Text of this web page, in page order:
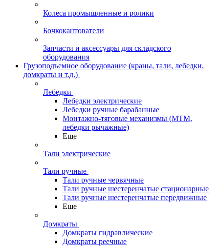
Колеса промышленные и ролики
Бочкокантователи
Запчасти и аксессуары для складского
оборудования
Грузоподъемное оборудование (краны, тали, лебедки,
домкраты и т.д.)
Лебедки
Лебедки электрические
Лебедки ручные барабанные
Монтажно-тяговые механизмы (МТМ,
лебедки рычажные)
Еще
Тали электрические
Тали ручные
Тали ручные червячные
Тали ручные шестеренчатые стационарные
Тали ручные шестеренчатые передвижные
Еще
Домкраты
Домкраты гидравлические
Домкраты реечные